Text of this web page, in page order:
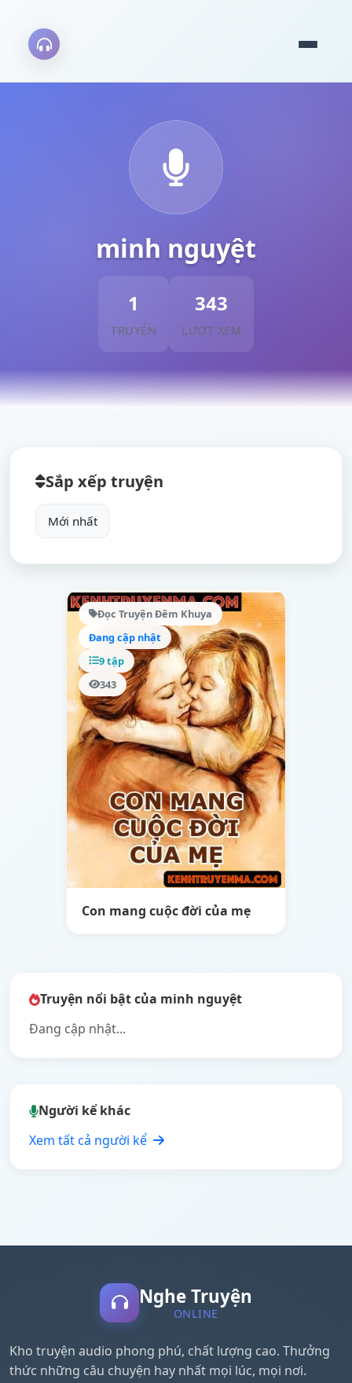
minh nguyệt
1
TRUYỆN
343
LƯỢT XEM
Sắp xếp truyện
Đọc Truyện Đêm Khuya
Đang cập nhật
9 tập
343
Con mang cuộc đời của mẹ
Truyện nổi bật của minh nguyệt
Đang cập nhật...
Người kể khác
Xem tất cả người kể
Nghe Truyện
ONLINE
Kho truyện audio phong phú, chất lượng cao. Thưởng
thức những câu chuyện hay nhất mọi lúc, mọi nơi.